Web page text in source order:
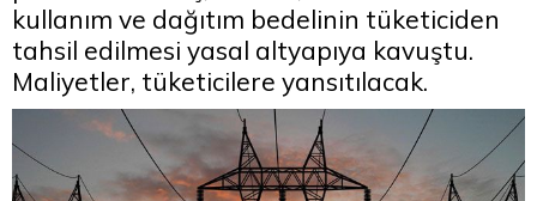
kullanım ve dağıtım bedelinin tüketiciden
tahsil edilmesi yasal altyapıya kavuştu.
Maliyetler, tüketicilere yansıtılacak.